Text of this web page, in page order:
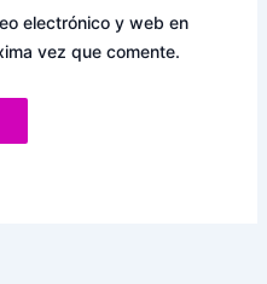
electrónico y web en
vez que comente.